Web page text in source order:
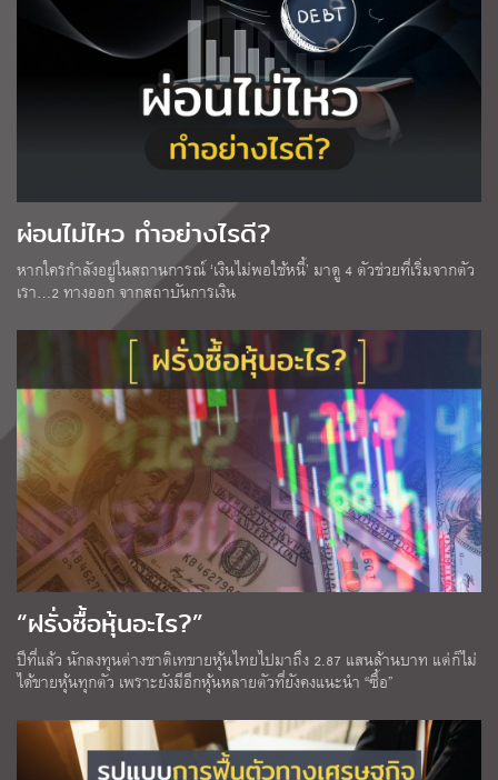
ผ่อนไม่ไหว ทำอย่างไรดี?
หากใครกำลังอยู่ในสถานการณ์ ‘เงินไม่พอใช้หนี้’ มาดู 4 ตัวช่วยที่เริ่มจากตัว
เรา…2 ทางออก จากสถาบันการเงิน
“ฝรั่งซื้อหุ้นอะไร?”
ปีที่แล้ว นักลงทุนต่างชาติเทขายหุ้นไทยไปมาถึง 2.87 แสนล้านบาท แต่ก็ไม่
ได้ขายหุ้นทุกตัว เพราะยังมีอีกหุ้นหลายตัวที่ยังคงแนะนำ “ซื้อ”